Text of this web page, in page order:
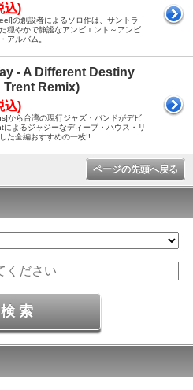
込)
の創設者によるソロ作は、サントラ
穏やかで静謐なアンビエント～アンビ
アルバム。
- A Different Destiny
Trent Remix)
込)
から台湾の現行ジャズ・バンドがデビ
によるジャジーなディープ・ハウス・リ
た全編おすすめの一枚!!
ページの先頭へ戻る